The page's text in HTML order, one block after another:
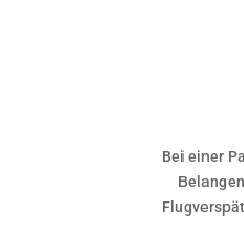
Bei einer